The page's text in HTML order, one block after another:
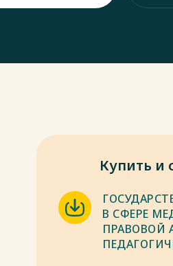
Купить и
В СФЕРЕ
ПРАВОВОЙ